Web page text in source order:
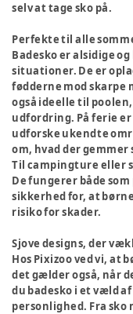
selv at tage sko på.
Perfekte til alle
Badesko er alsidige
situationer. De er
fødderne mod skarpe
også ideelle til
udfordring. På ferie
udforske ukendte
om, hvad der
Til campingture eller
De fungerer både
sikkerhed for, at
risiko for skader.
Sjove designs, der
Hos Pixizoo ved vi, at
det gælder også, når
du badesko i et væld
personlighed. Fra